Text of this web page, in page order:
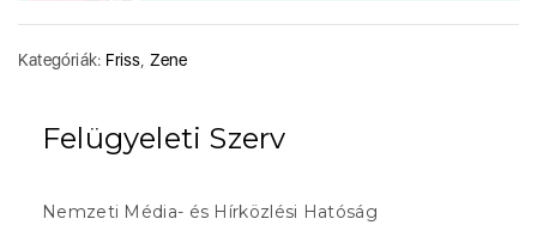
Kategóriák: Friss Zene
Felügyeleti Szerv
Nemzeti Média- és Hírközlési Hatóság